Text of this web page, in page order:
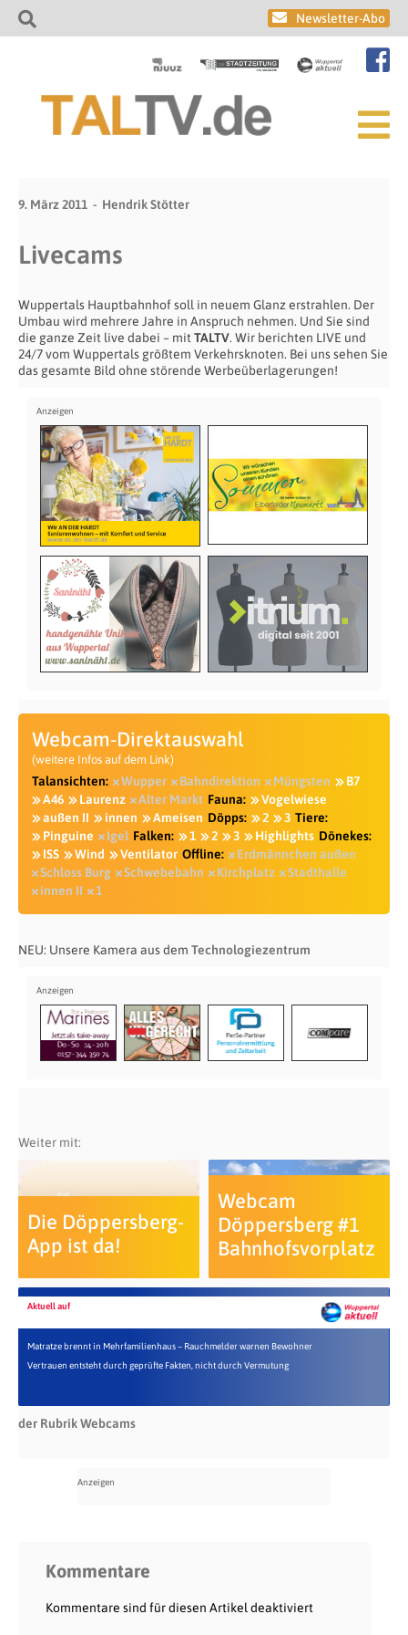
Newsletter-Abo
9. März 2011 Hendrik Stötter
Livecams
Wuppertals Hauptbahnhof soll in neuem Glanz erstrahlen. Der
Umbau wird mehrere Jahre in Anspruch nehmen. Und Sie sind
die ganze Zeit live dabei – mit TALTV. Wir berichten LIVE und
24/7 vom Wuppertals größtem Verkehrsknoten. Bei uns sehen Sie
das gesamte Bild ohne störende Werbeüberlagerungen!
Webcam-Direktauswahl
(weitere Infos auf dem Link)
Talansichten: Wupper Bahndirektion Müngsten
B7
A46
Laurenz Alter Markt Fauna:
Vogelwiese
außen II
innen Ameisen Döpps: 2 3 Tiere:
Pinguine
Igel Falken: 1 2 3 Highlights Dönekes:
ISS
Wind Ventilator Offline:
Erdmännchen außen
Schloss Burg
Schwebebahn Kirchplatz
Stadthalle
innen II
1
NEU: Unsere Kamera aus dem Technologiezentrum
Weiter mit:
Die Döppersberg-
App ist da!
Webcam
Döppersberg #1
Bahnhofsvorplatz
Aktuell auf
Matratze brennt in Mehrfamilienhaus – Rauchmelder warnen Bewohner
Vertrauen entsteht durch geprüfte Fakten, nicht durch Vermutung
der Rubrik Webcams
Kommentare
Kommentare sind für diesen Artikel deaktiviert